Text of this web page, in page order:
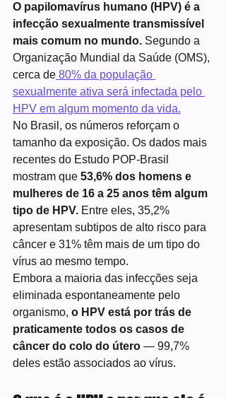
O papilomavírus humano (HPV) é a
infecção sexualmente transmissível
mais comum no mundo. Segundo a
Organização Mundial da Saúde (OMS),
cerca de 80% da população
sexualmente ativa será infectada pelo
HPV em algum momento da vida.
No Brasil, os números reforçam o
tamanho da exposição. Os dados mais
recentes do Estudo POP-Brasil
mostram que 53,6% dos homens e
mulheres de 16 a 25 anos têm algum
tipo de HPV. Entre eles, 35,2%
apresentam subtipos de alto risco para
câncer e 31% têm mais de um tipo do
vírus ao mesmo tempo.
Embora a maioria das infecções seja
eliminada espontaneamente pelo
organismo, o HPV está por trás de
praticamente todos os casos de
câncer do colo do útero — 99,7%
deles estão associados ao vírus.